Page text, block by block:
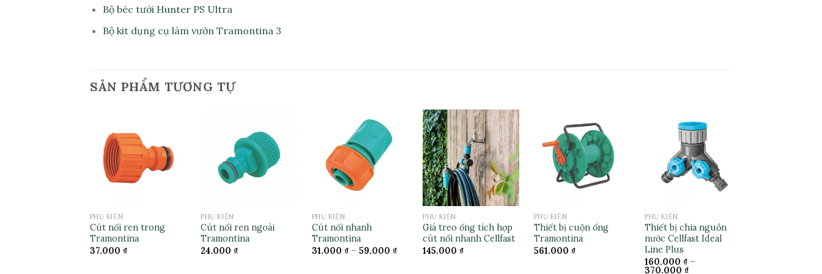
Bộ béc tưới Hunter PS Ultra
Bộ kit dụng cụ làm vườn Tramontina 3
SẢN PHẨM TƯƠNG TỰ
PHỤ KIỆN
Cút nối ren trong
Tramontina
37.000 ₫
PHỤ KIỆN
Cút nối ren ngoài
Tramontina
24.000₫
PHỤ KIỆN
Cút nối nhanh
Tramontina
31.000 ₫– 59.000 ₫
PHỤ KIỆN
Giá treo ống tích hợp
cút nối nhanh Cellfast
145.000₫
PHỤ KIỆN
Thiết bị cuộn ống
Tramontina
561.000 ₫
PHỤ KIỆN
Thiết bị chia nguồn
nước Cellfast Ideal
Line Plus
160.000₫ –
370.000₫